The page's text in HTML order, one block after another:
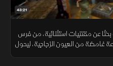
43:21
بحثا عن مقتنيات استثنائية، من فرس
غامضة من العيون الزجاجية، ليحول